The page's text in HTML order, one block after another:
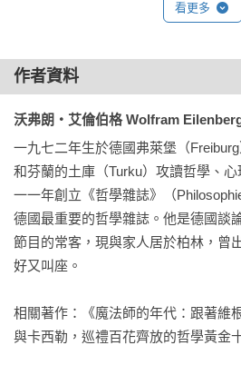
時刻，許多擲地有聲的哲學經典鉅作
Heidegger, 1889-1976）、卡西勒（
1945）和班雅明（Walter Benjamin,
般，紛紛在此時出版其一生最重要的
嶄新思想，這些經典鉅作為各個思想
了當代哲學的面貌，也影響了我們如
沒有這些思想，就沒有今日的人文學
（geisteswissenschaften）。
此時威瑪共和（1919－1933）剛剛成
鬱和快感之間搖擺不定，酒館裡日夜
歌舞昇平，而在歐戰災難的陰影下，
索，無論是他們對科技、民主危機、
邦、媒體滲透、宗教基本教義派或是
看更多
作者資料
沃弗朗‧艾倫伯格 Wolfram
一九七二年生於德國弗萊堡（
和芬蘭的土庫（Turku）攻讀哲學、
一一年創立《哲學雜誌》（
德國最重要的哲學雜誌。他是德國談
節目的常客，現與家人居於柏林，曾
好又叫座。
相關著作：《魔法師的年代：跟著維
與卡西勒，巡禮百花齊放的哲學黃金十